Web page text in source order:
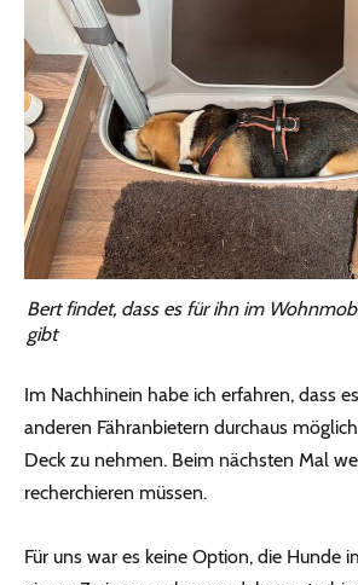
Bert findet, dass es für ihn im
gibt
Im Nachhinein habe ich erfahren, dass
anderen Fähranbietern durchaus
Deck zu nehmen. Beim nächsten Mal
recherchieren müssen.
Für uns war es keine Option, die Hunde